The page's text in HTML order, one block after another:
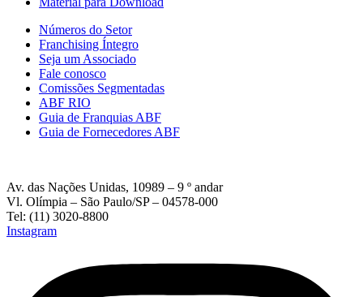
Números do Setor
Franchising Íntegro
Seja um Associado
Fale conosco
Comissões Segmentadas
ABF RIO
Guia de Franquias ABF
Guia de Fornecedores ABF
Av. das Nações Unidas, 10989 – 9 º andar
Vl. Olímpia – São Paulo/SP – 04578-000
Tel: (11) 3020-8800
Instagram